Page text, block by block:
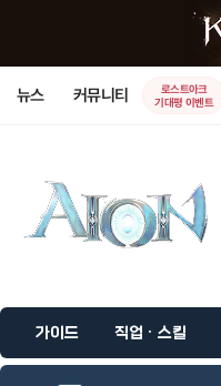
뉴스 커뮤니티
로스트아크
기대평 이벤트
가이드 직업 · 스킬